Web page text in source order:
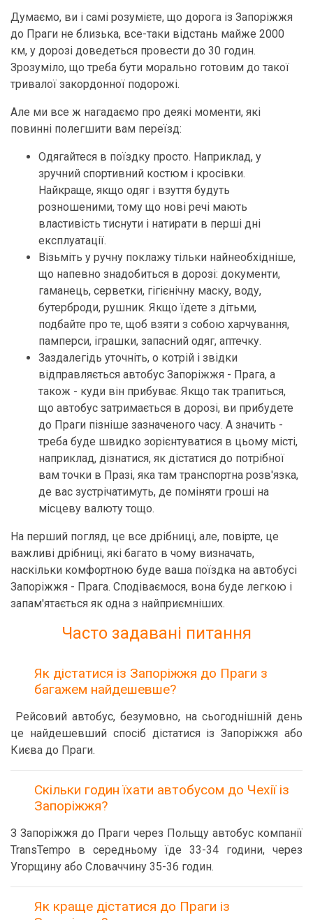
Думаємо, ви і самі розумієте, що дорога із Запоріжжя
до Праги не близька, все-таки відстань майже 2000
км, у дорозі доведеться провести до 30 годин.
Зрозуміло, що треба бути морально готовим до такої
тривалої закордонної подорожі.
Але ми все ж нагадаємо про деякі моменти, які
повинні полегшити вам переїзд:
Одягайтеся в поїздку просто. Наприклад, у
зручний спортивний костюм і кросівки.
Найкраще, якщо одяг і взуття будуть
розношеними, тому що нові речі мають
властивість тиснути і натирати в перші дні
експлуатації.
Візьміть у ручну поклажу тільки найнеобхідніше,
що напевно знадобиться в дорозі: документи,
гаманець, серветки, гігієнічну маску, воду,
бутерброди, рушник. Якщо їдете з дітьми,
подбайте про те, щоб взяти з собою харчування,
памперси, іграшки, запасний одяг, аптечку.
Заздалегідь уточніть, о котрій і звідки
відправляється автобус Запоріжжя - Прага, а
також - куди він прибуває. Якщо так трапиться,
що автобус затримається в дорозі, ви прибудете
до Праги пізніше зазначеного часу. А значить -
треба буде швидко зорієнтуватися в цьому місті,
наприклад, дізнатися, як дістатися до потрібної
вам точки в Празі, яка там транспортна розв'язка,
де вас зустрічатимуть, де поміняти гроші на
місцеву валюту тощо.
На перший погляд, це все дрібниці, але, повірте, це
важливі дрібниці, які багато в чому визначать,
наскільки комфортною буде ваша поїздка на автобусі
Запоріжжя - Прага. Сподіваємося, вона буде легкою і
запам'ятається як одна з найприємніших.
Часто задавані питання
Як дістатися із Запоріжжя до Праги з
багажем найдешевше?
Рейсовий автобус, безумовно, на сьогоднішній день
це найдешевший спосіб дістатися із Запоріжжя або
Києва до Праги.
Скільки годин їхати автобусом до Чехії із
Запоріжжя?
З Запоріжжя до Праги через Польщу автобус компанії
TransTempo в середньому їде 33-34 години, через
Угорщину або Словаччину 35-36 годин.
Як краще дістатися до Праги із